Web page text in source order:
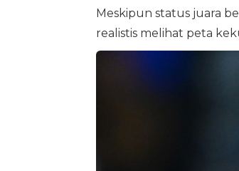
Meskipun status juara
realistis melihat peta